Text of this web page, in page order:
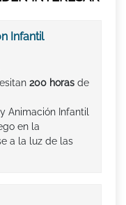
Infantil
200 horas de
Animación Infantil
en la
a la luz de las